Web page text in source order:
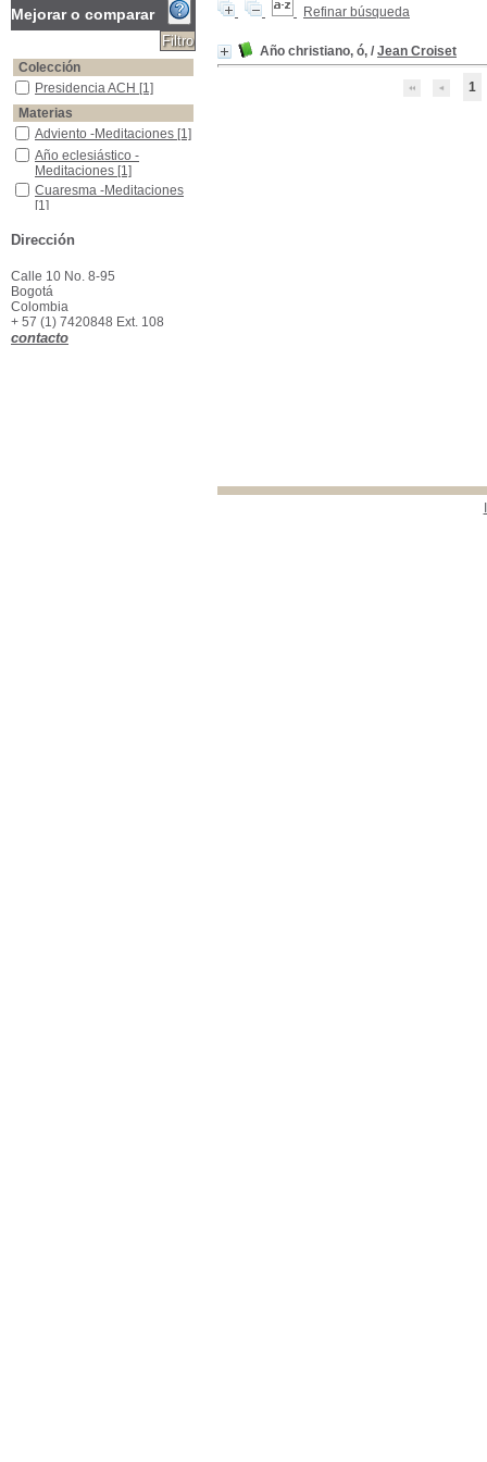
Refinar búsqueda
Año christiano, ó, / Jean Croiset
1
Mejorar o comparar
Colección
Presidencia ACH
Presidencia ACH [1]
Materias
Adviento -Meditaciones
Adviento -Meditaciones [1]
Año eclesiástico -Meditaciones
Año eclesiástico -
Meditaciones [1]
Cuaresma -Meditaciones
Cuaresma -Meditaciones
[1]
Siglo XVIII
[1]
Pasión de Jesús -Meditaciones
Pasión de Jesús -
Meditaciones
Dirección
Calle 10 No. 8-95
Bogotá
Colombia
+ 57 (1) 7420848 Ext. 108
contacto